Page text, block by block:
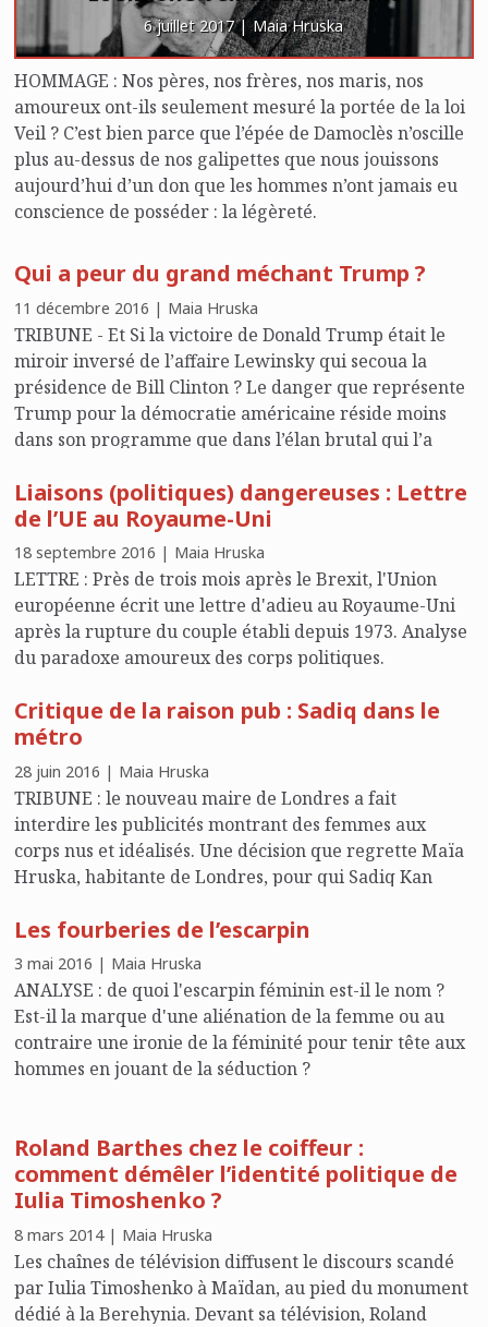
6 juillet 2017 | Maia Hruska
HOMMAGE : Nos pères, nos frères, nos maris, nos
amoureux ont-ils seulement mesuré la portée de la loi
Veil ? C’est bien parce que l’épée de Damoclès n’oscille
plus au-dessus de nos galipettes que nous jouissons
aujourd’hui d’un don que les hommes n’ont jamais eu
conscience de posséder : la légèreté.
Qui a peur du grand méchant Trump ?
11 décembre 2016 | Maia Hruska
TRIBUNE - Et Si la victoire de Donald Trump était le
miroir inversé de l’affaire Lewinsky qui secoua la
présidence de Bill Clinton ? Le danger que représente
Trump pour la démocratie américaine réside moins
dans son programme que dans l’élan brutal qui l’a
Liaisons (politiques) dangereuses : Lettre
de l’UE au Royaume-Uni
18 septembre 2016 | Maia Hruska
LETTRE : Près de trois mois après le Brexit, l'Union
européenne écrit une lettre d'adieu au Royaume-Uni
après la rupture du couple établi depuis 1973. Analyse
du paradoxe amoureux des corps politiques.
Critique de la raison pub : Sadiq dans le
métro
28 juin 2016 | Maia Hruska
TRIBUNE : le nouveau maire de Londres a fait
interdire les publicités montrant des femmes aux
corps nus et idéalisés. Une décision que regrette Maïa
Hruska, habitante de Londres, pour qui Sadiq Kan
en Occident.
Les fourberies de l’escarpin
3 mai 2016 | Maia Hruska
ANALYSE : de quoi l'escarpin féminin est-il le nom ?
Est-il la marque d'une aliénation de la femme ou au
contraire une ironie de la féminité pour tenir tête aux
hommes en jouant de la séduction ?
Roland Barthes chez le coiffeur :
comment démêler l’identité politique de
Iulia Timoshenko ?
8 mars 2014 | Maia Hruska
Les chaînes de télévision diffusent le discours scandé
par Iulia Timoshenko à Maïdan, au pied du monument
dédié à la Berehynia. Devant sa télévision, Roland